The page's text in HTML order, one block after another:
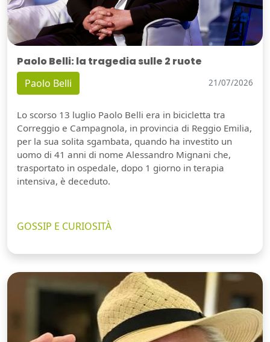
Paolo Belli: la tragedia sulle 2 ruote
Paolo Belli 21/07/2026
Lo scorso 13 luglio Paolo Belli era in bicicletta tra
Correggio e Campagnola, in provincia di Reggio Emilia,
per la sua solita sgambata, quando ha investito un
uomo di 41 anni di nome Alessandro Mignani che,
trasportato in ospedale, dopo 1 giorno in terapia
intensiva, è deceduto.
GOSSIP E CURIOSITÀ